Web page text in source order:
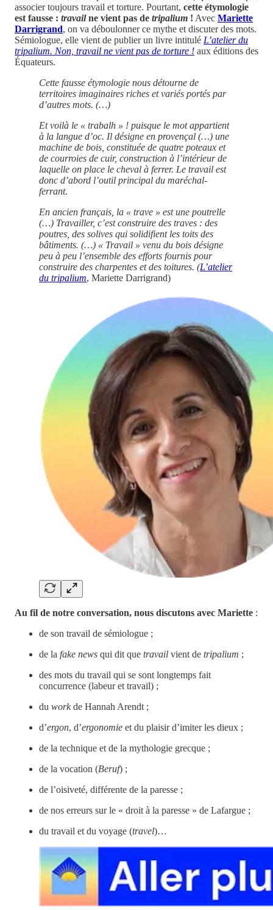
associer toujours travail et torture. Pourtant, cette étymologie
est fausse : travailne vient pas de tripalium ! Avec Mariette
Darrigrand, on va déboulonner ce mythe et discuter des mots.
Sémiologue, elle vient de publier un livre intitulé L’atelier du
tripalium. Non, travail ne vient pas de torture ! aux éditions des
Équateurs.
Cette fausse étymologie nous détourne de
territoires imaginaires riches et variés portés par
d’autres mots. (…)
Et voilà le « trabalh » ! puisque le mot appartient
à la langue d’oc. Il désigne en provençal (…) une
machine de bois, constituée de quatre poteaux et
de courroies de cuir, construction à l’intérieur de
laquelle on place le cheval à ferrer. Le travail est
donc d’abord l’outil principal du maréchal-
ferrant.
En ancien français, la « trave » est une poutrelle
(…) Travailler, c’est construire des traves : des
poutres, des solives qui solidifient les toits des
bâtiments. (…) « Travail » venu du bois désigne
peu à peu l’ensemble des efforts fournis pour
construire des charpentes et des toitures. (L’atelier
du tripalium, Mariette Darrigrand)
Au fil de notre conversation, nous discutons avec Mariette :
de son travail de sémiologue ;
de la fake news qui dit que travail vient de tripalium ;
des mots du travail qui se sont longtemps fait
concurrence (labeur et travail) ;
du workde Hannah Arendt ;
d’ergon, d’ergonomie et du plaisir d’imiter les dieux ;
de la technique et de la mythologie grecque ;
de la vocation (Beruf) ;
de l’oisiveté, différente de la paresse ;
de nos erreurs sur le « droit à la paresse » de Lafargue ;
du travail et du voyage (travel)…